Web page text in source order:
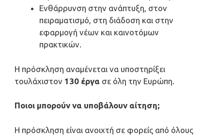
Ενθάρρυνση στην ανάπτυξη, στον
πειραματισμό, στη διάδοση και στην
εφαρμογή νέων και καινοτόμων
πρακτικών.
Η πρόσκληση αναμένεται να υποστηρίξει
τουλάχιστον 130 έργα σε όλη την Ευρώπη.
Ποιοι μπορούν να υποβάλουν αίτηση;
Η πρόσκληση είναι ανοιχτή σε φορείς από όλους